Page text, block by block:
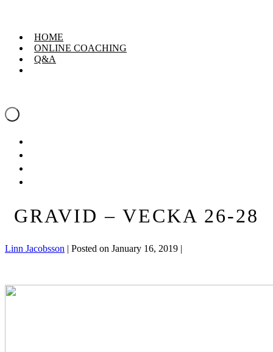
HOME
ONLINE COACHING
Q&A
Menu
Toggle
GRAVID – VECKA 26-28
Linn Jacobsson | Posted on January 16, 2019 |